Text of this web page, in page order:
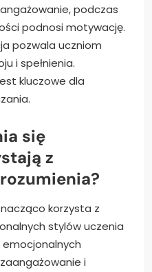
podczas
podnosi motywację.
pozwala uczniom
i spełnienia.
kluczowe dla
się
z
korzysta z
stylów uczenia
emocjonalnych
i